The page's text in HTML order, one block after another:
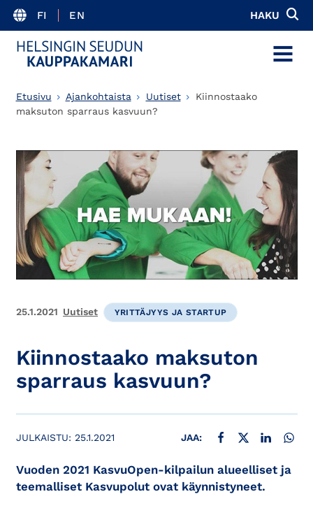
FI EN HAKU
MENU
Etusivu Ajankohtaista Uutiset
Kiinnostaako
maksuton sparraus kasvuun?
25.1.2021 Uutiset YRITTÄJYYS JA STARTUP
Kiinnostaako maksuton
sparraus kasvuun?
JULKAISTU: 25.1.2021 JAA: JAA FACEBOOKISSA
JAA X:SSÄ JAA
Vuoden 2021 KasvuOpen-kilpailun alueelliset ja
teemalliset Kasvupolut ovat käynnistyneet.